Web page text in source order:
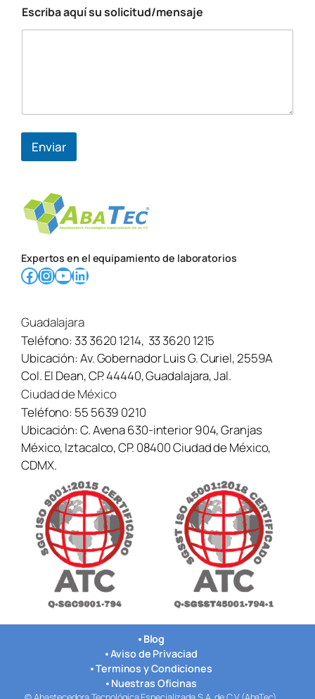
T
e
o
i
t
u
m
e
n
j
e
s
o
l
i
c
t
u
d
/
Escriba aquí su solicitud/mensaje
Enviar
Expertos en el equipamiento de laboratorios
Facebook InstagramYouTube LinkedIn
Guadalajara
Teléfono:33 3620 1214, 33 3620 1215
Ubicación:Av. Gobernador Luis G. Curiel, 2559A
Col. El Dean, CP. 44440, Guadalajara, Jal.
Ciudad de México
Teléfono: 55 5639 0210
Ubicación:C. Avena 630-interior 904, Granjas
México, Iztacalco, CP. 08400 Ciudad de México,
CDMX.
• Blog
•Aviso de Privaciad
•Terminos y Condiciones
• Nuestras Oficinas